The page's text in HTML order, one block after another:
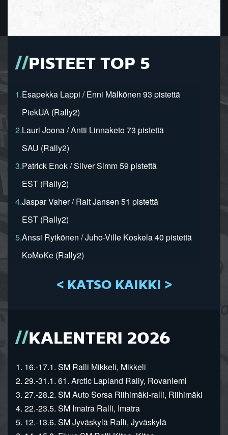
PISTEET TOP 5
1.Esapekka Lappi / Enni Mälkönen 93 pistettä
PiekUA (Rally2)
2.Lauri Joona / Antti Linnaketo 73 pistettä
SAU (Rally2)
3.Patrick Enok / Silver Simm 59 pistettä
EST (Rally2)
4.Jaspar Vaher / Rait Jansen 51 pistettä
EST (Rally2)
5.Anssi Rytkönen / Juho-Ville Koskela 40 pistettä
KoMoKe (Rally2)
< KATSO KAIKKI >
KALENTERI 2026
1. 16.-17.1. SM Ralli Mikkeli, Mikkeli
2. 29.-31.1. 61. Arctic Lapland Rally, Rovaniemi
3. 27.-28.2. SM Auto Sorsa Riihimäki-ralli, Riihimäki
4. 22.-23.5. SM Imatra Ralli, Imatra
5. 12.-13.6. SM Jyväskylä Ralli, Jyväskylä